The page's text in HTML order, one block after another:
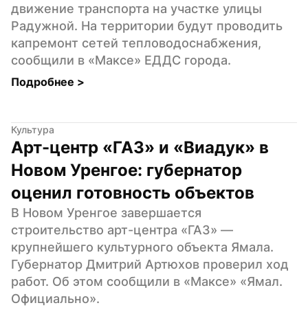
движение транспорта на участке улицы
Радужной. На территории будут проводить
капремонт сетей тепловодоснабжения,
сообщили в «Максе» ЕДДС города.
Подробнее >
Культура
Арт-центр «ГАЗ» и «Виадук» в
Новом Уренгое: губернатор
оценил готовность объектов
В Новом Уренгое завершается
строительство арт-центра «ГАЗ» —
крупнейшего культурного объекта Ямала.
Губернатор Дмитрий Артюхов проверил ход
работ. Об этом сообщили в «Максе» «Ямал.
Официально».